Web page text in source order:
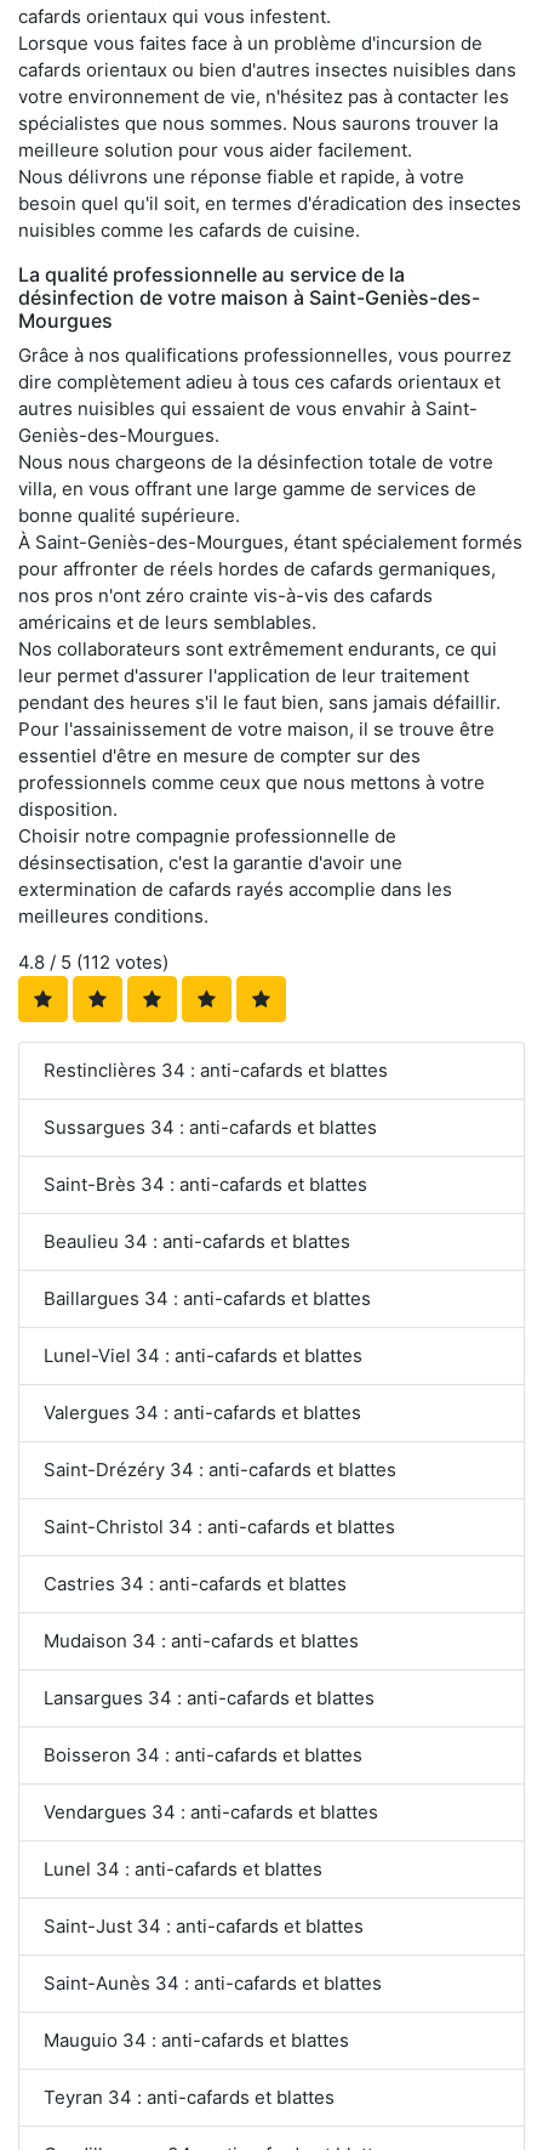
cafards orientaux qui vous infestent.
Lorsque vous faites face à un problème d'incursion de
cafards orientaux ou bien d'autres insectes nuisibles dans
votre environnement de vie, n'hésitez pas à contacter les
spécialistes que nous sommes. Nous saurons trouver la
meilleure solution pour vous aider facilement.
Nous délivrons une réponse fiable et rapide, à votre
besoin quel qu'il soit, en termes d'éradication des insectes
nuisibles comme les cafards de cuisine.
La qualité professionnelle au service de la
désinfection de votre maison à Saint-Geniès-des-
Mourgues
Grâce à nos qualifications professionnelles, vous pourrez
dire complètement adieu à tous ces cafards orientaux et
autres nuisibles qui essaient de vous envahir à Saint-
Geniès-des-Mourgues.
Nous nous chargeons de la désinfection totale de votre
villa, en vous offrant une large gamme de services de
bonne qualité supérieure.
À Saint-Geniès-des-Mourgues, étant spécialement formés
pour affronter de réels hordes de cafards germaniques,
nos pros n'ont zéro crainte vis-à-vis des cafards
américains et de leurs semblables.
Nos collaborateurs sont extrêmement endurants, ce qui
leur permet d'assurer l'application de leur traitement
pendant des heures s'il le faut bien, sans jamais défaillir.
Pour l'assainissement de votre maison, il se trouve être
essentiel d'être en mesure de compter sur des
professionnels comme ceux que nous mettons à votre
disposition.
Choisir notre compagnie professionnelle de
désinsectisation, c'est la garantie d'avoir une
extermination de cafards rayés accomplie dans les
meilleures conditions.
4.8 / 5 (112 votes)
Restinclières 34 : anti-cafards et blattes
Sussargues 34 : anti-cafards et blattes
Saint-Brès 34 : anti-cafards et blattes
Beaulieu 34 : anti-cafards et blattes
Baillargues 34 : anti-cafards et blattes
Lunel-Viel 34 : anti-cafards et blattes
Valergues 34 : anti-cafards et blattes
Saint-Drézéry 34 : anti-cafards et blattes
Saint-Christol 34 : anti-cafards et blattes
Castries 34 : anti-cafards et blattes
Mudaison 34 : anti-cafards et blattes
Lansargues 34 : anti-cafards et blattes
Boisseron 34 : anti-cafards et blattes
Vendargues 34 : anti-cafards et blattes
Lunel 34 : anti-cafards et blattes
Saint-Just 34 : anti-cafards et blattes
Saint-Aunès 34 : anti-cafards et blattes
Mauguio 34 : anti-cafards et blattes
Teyran 34 : anti-cafards et blattes